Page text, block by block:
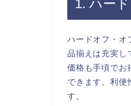
1. ハー
ハードオフ・オ
品揃えは充実し
価格も手頃でお
できます。利便
す。